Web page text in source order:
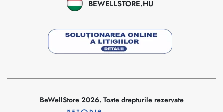
BEWELLSTORE.HU
BeWellStore 2026. Toate drepturile rezervate